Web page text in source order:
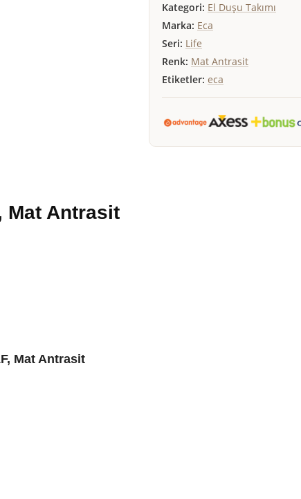
Kategori: El Duşu Takımı
Marka: Eca
Seri: Life
Renk: Mat Antrasit
Etiketler: eca
Mat Antrasit
Mat Antrasit